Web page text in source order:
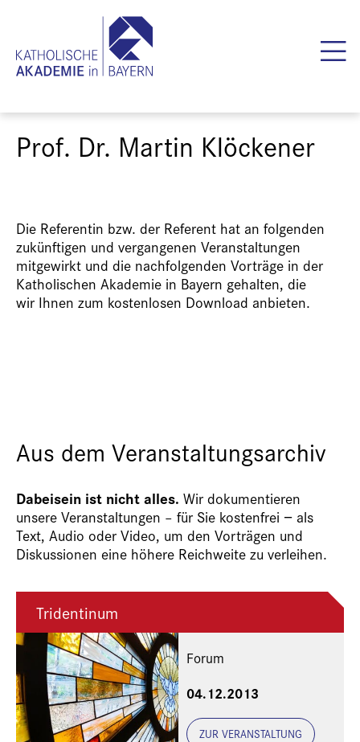
Prof. Dr. Martin Klöckener
Die Referentin bzw. der Referent hat an folgenden
zukünftigen und vergangenen Veranstaltungen
mitgewirkt und die nachfolgenden Vorträge in der
Katholischen Akademie in Bayern gehalten, die
wir Ihnen zum kostenlosen Download anbieten.
Aus dem Veranstaltungsarchiv
Dabeisein ist nicht alles. Wir dokumentieren
unsere Veranstaltungen – für Sie kostenfrei − als
Text, Audio oder Video, um den Vorträgen und
Diskussionen eine höhere Reichweite zu verleihen.
Tridentinum
Forum
04.12.2013
ZUR VERANSTALTUNG